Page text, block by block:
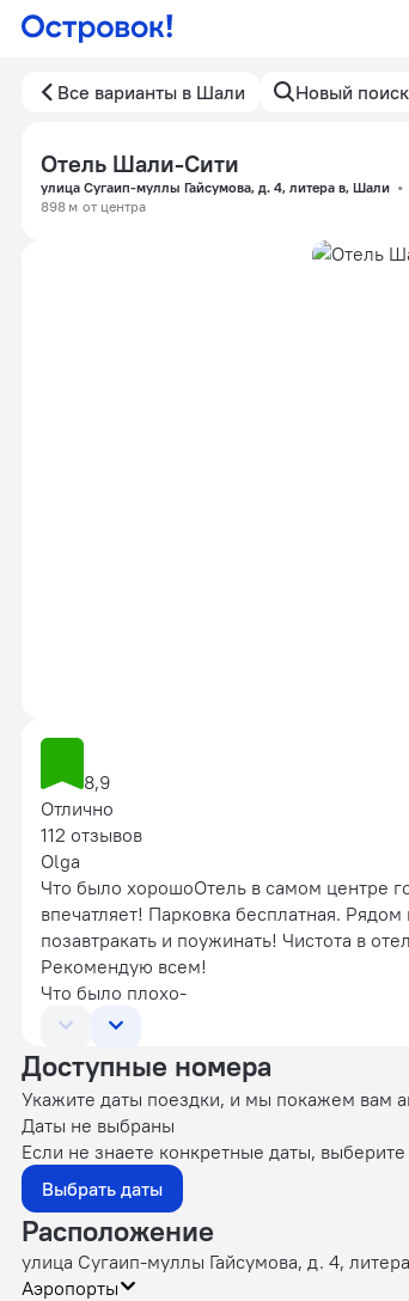
Все варианты в Шали Новый поиск
Отель Шали-Сити
улица Сугаип-муллы Гайсумова, д. 4, литера в, Шали
898 м от центра
8,9
Отлично
112 отзывов
Olga
Что было хорошоОтель в самом центре
впечатляет! Парковка бесплатная. Рядом
позавтракать и поужинать! Чистота в
Рекомендую всем!
Что было плохо-
Доступные номера
Укажите даты поездки, и мы покажем вам
Даты не выбраны
Если не знаете конкретные даты,
Выбрать даты
Расположение
улица Сугаип-муллы Гайсумова, д. 4,
Аэропорты